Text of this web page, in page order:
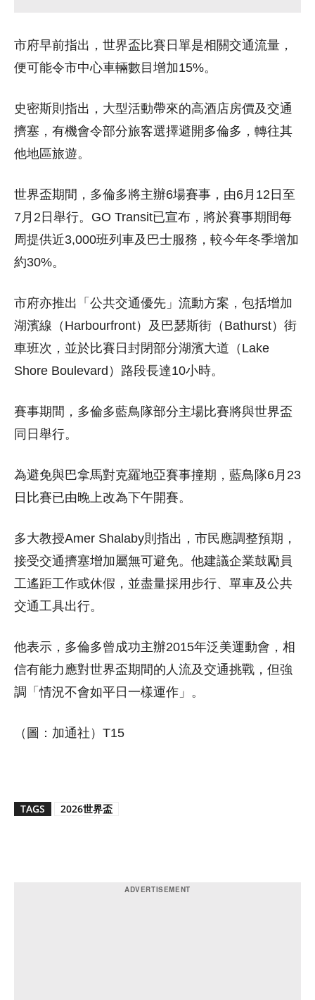
市府早前指出，世界盃比賽日單是相關交通流量，
便可能令市中心車輛數目增加15%。
史密斯則指出，大型活動帶來的高酒店房價及交通
擠塞，有機會令部分旅客選擇避開多倫多，轉往其
他地區旅遊。
世界盃期間，多倫多將主辦6場賽事，由6月12日至
7月2日舉行。GO Transit已宣布，將於賽事期間每
周提供近3,000班列車及巴士服務，較今年冬季增加
約30%。
市府亦推出「公共交通優先」流動方案，包括增加
湖濱線（Harbourfront）及巴瑟斯街（Bathurst）街
車班次，並於比賽日封閉部分湖濱大道（Lake
Shore Boulevard）路段長達10小時。
賽事期間，多倫多藍鳥隊部分主場比賽將與世界盃
同日舉行。
為避免與巴拿馬對克羅地亞賽事撞期，藍鳥隊6月23
日比賽已由晚上改為下午開賽。
多大教授Amer Shalaby則指出，市民應調整預期，
接受交通擠塞增加屬無可避免。他建議企業鼓勵員
工遙距工作或休假，並盡量採用步行、單車及公共
交通工具出行。
他表示，多倫多曾成功主辦2015年泛美運動會，相
信有能力應對世界盃期間的人流及交通挑戰，但強
調「情況不會如平日一樣運作」。
（圖：加通社）T15
TAGS 2026世界盃